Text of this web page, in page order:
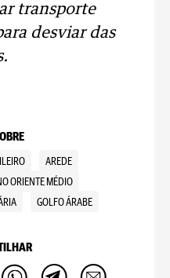
transporte
desviar das
AREDE
ORIENTE MÉDIO
GOLFO ÁRABE